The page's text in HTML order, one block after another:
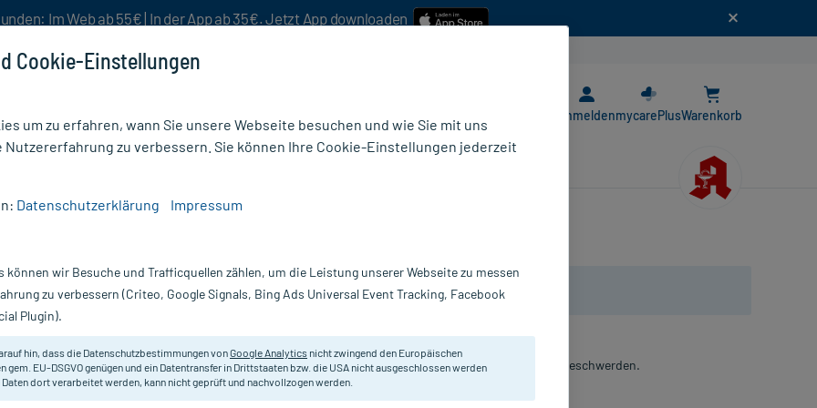
Im Web ab 55€ | In der App ab 35€. Jetzt App downloaden
AnmeldenmycarePlusWarenkorb
Nur für kurze Zeit:Gratis-Versand* ab 19€ Mindestbestellwert!
100 St Zur symptomatischen Behandlung gasbedingter Magen-Darm-Beschwerden.
Darreichung:
Weichkapseln
Cookie-Einstellungen
um zu erfahren, wann Sie unsere Webseite besuchen und wie Sie mit uns
Nutzererfahrung zu verbessern. Sie können Ihre Cookie-Einstellungen jederzeit
Datenschutzerklärung Impressum
können wir Besuche und Trafficquellen zählen, um die Leistung unserer Webseite zu messen
zu verbessern (Criteo, Google Signals, Bing Ads Universal Event Tracking, Facebook
Plugin).
hin, dass die Datenschutzbestimmungen vonGoogle Analytics nicht zwingend den Europäischen
gem. EU-DSGVO genügen und ein Datentransfer in Drittstaaten bzw. die USA nicht ausgeschlossen werden
Daten dort verarbeitet werden, kann nicht geprüft und nachvollzogen werden.